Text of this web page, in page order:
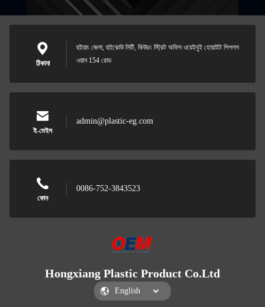
ঠিকানা
হুইয়াং জেলা, হুইঝোউ সিটি, কিউচং স্ট্রিট অফিস ওয়েইবুই হোয়াইট পিপলস
ওয়ান 154 রোড
ই-মেইল
admin@plastic-eg.com
ফোন
0086-752-3843523
Hongxiang Plastic Product Co.Ltd